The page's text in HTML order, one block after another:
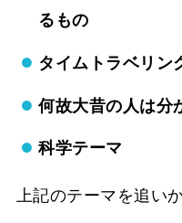
るもの
タイムトラベリン
何故大昔の人は分
科学テーマ
上記のテーマを追い